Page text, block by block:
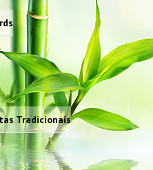
Tradicionais